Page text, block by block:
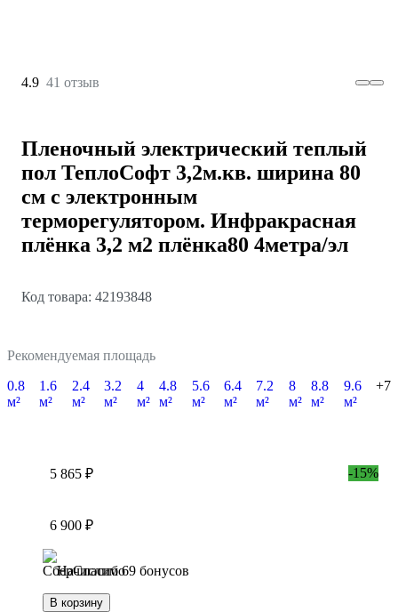
4.9 41 отзыв
Пленочный электрический теплый
пол ТеплоСофт 3,2м.кв. ширина 80
см с электронным
терморегулятором. Инфракрасная
плёнка 3,2 м2 плёнка80 4метра/эл
Код товара: 42193848
Рекомендуемая площадь
0.8
м²
1.6
м²
2.4
м²
3.2
м²
4
м²
4.8
м²
5.6
м²
6.4
м²
7.2
м²
8
м²
8.8
м²
9.6
м²
+7
5 865 ₽ -15%
6 900 ₽
Начислим 69 бонусов
В корзину